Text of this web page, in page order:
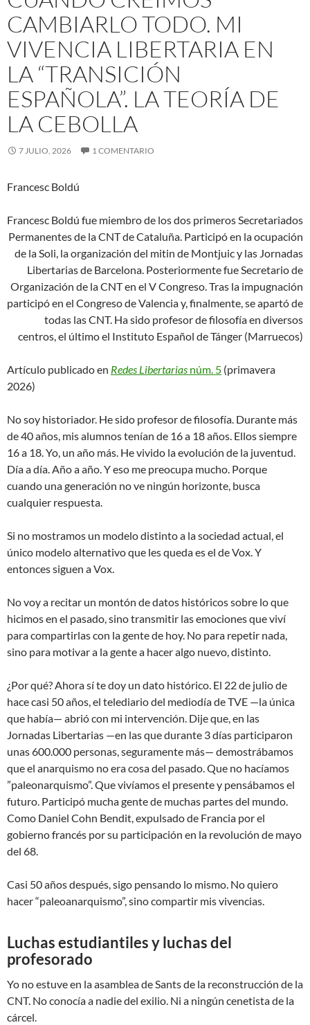
CAMBIARLO TODO. MI
VIVENCIA LIBERTARIA EN
LA “TRANSICIÓN
ESPAÑOLA”. LA TEORÍA DE
LA CEBOLLA
7 JULIO, 2026 1 COMENTARIO
Francesc Boldú
Francesc Boldú fue miembro de los dos primeros Secretariados
Permanentes de la CNT de Cataluña. Participó en la ocupación
de la Soli, la organización del mitin de Montjuic y las Jornadas
Libertarias de Barcelona. Posteriormente fue Secretario de
Organización de la CNT en el V Congreso. Tras la impugnación
participó en el Congreso de Valencia y, finalmente, se apartó de
todas las CNT. Ha sido profesor de filosofía en diversos
centros, el último el Instituto Español de Tánger (Marruecos)
Artículo publicado en Redes Libertarias núm. 5 (primavera
2026)
No soy historiador. He sido profesor de filosofía. Durante más
de 40 años, mis alumnos tenían de 16 a 18 años. Ellos siempre
16 a 18. Yo, un año más. He vivido la evolución de la juventud.
Día a día. Año a año. Y eso me preocupa mucho. Porque
cuando una generación no ve ningún horizonte, busca
cualquier respuesta.
Si no mostramos un modelo distinto a la sociedad actual, el
único modelo alternativo que les queda es el de Vox. Y
entonces siguen a Vox.
No voy a recitar un montón de datos históricos sobre lo que
hicimos en el pasado, sino transmitir las emociones que viví
para compartirlas con la gente de hoy. No para repetir nada,
sino para motivar a la gente a hacer algo nuevo, distinto.
¿Por qué? Ahora sí te doy un dato histórico. El 22 de julio de
hace casi 50 años, el telediario del mediodía de TVE —la única
que había— abrió con mi intervención. Dije que, en las
Jornadas Libertarias —en las que durante 3 días participaron
unas 600.000 personas, seguramente más— demostrábamos
que el anarquismo no era cosa del pasado. Que no hacíamos
”paleonarquismo”. Que vivíamos el presente y pensábamos el
futuro. Participó mucha gente de muchas partes del mundo.
Como Daniel Cohn Bendit, expulsado de Francia por el
gobierno francés por su participación en la revolución de mayo
del 68.
Casi 50 años después, sigo pensando lo mismo. No quiero
hacer “paleoanarquismo”, sino compartir mis vivencias.
Luchas estudiantiles y luchas del
profesorado
Yo no estuve en la asamblea de Sants de la reconstrucción de la
CNT. No conocía a nadie del exilio. Ni a ningún cenetista de la
cárcel.